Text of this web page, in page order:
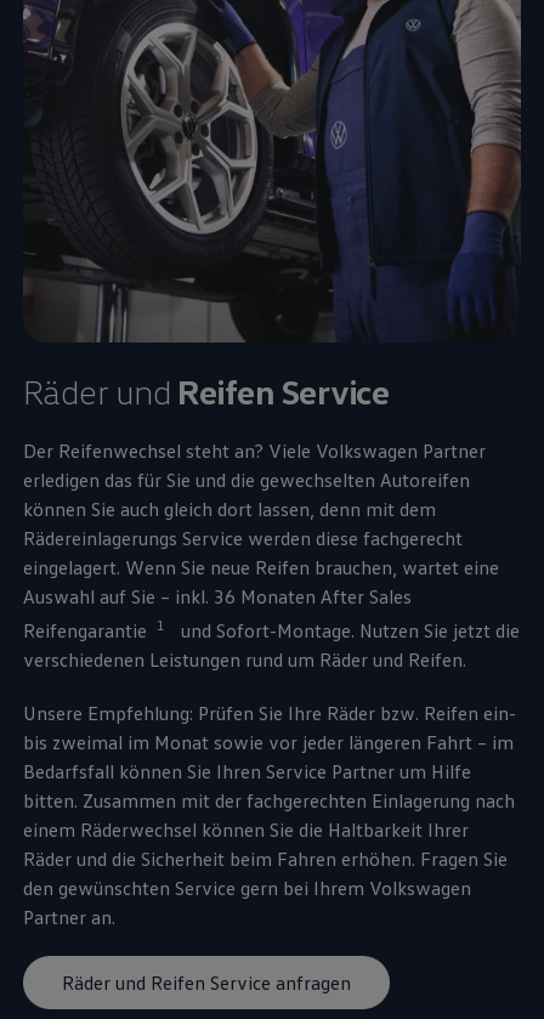
Räder und Reifen Service
Der Reifenwechsel steht an? Viele Volkswagen Partner
erledigen das für Sie und die gewechselten Autoreifen
können Sie auch gleich dort lassen, denn mit dem
Rädereinlagerungs Service werden diese fachgerecht
eingelagert. Wenn Sie neue Reifen brauchen, wartet eine
Auswahl auf Sie – inkl. 36 Monaten After Sales
Reifengarantie
1
und Sofort-Montage. Nutzen Sie jetzt die
verschiedenen Leistungen rund um Räder und Reifen.
Unsere Empfehlung: Prüfen Sie Ihre Räder bzw. Reifen ein-
bis zweimal im Monat sowie vor jeder längeren Fahrt – im
Bedarfsfall können Sie Ihren Service Partner um Hilfe
bitten. Zusammen mit der fachgerechten Einlagerung nach
einem Räderwechsel können Sie die Haltbarkeit Ihrer
Räder und die Sicherheit beim Fahren erhöhen. Fragen Sie
den gewünschten Service gern bei Ihrem Volkswagen
Partner an.
Räder und Reifen Service anfragen